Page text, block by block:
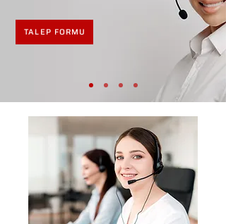
TALEP FORMU